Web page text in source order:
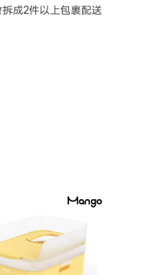
成2件以上包裹配送